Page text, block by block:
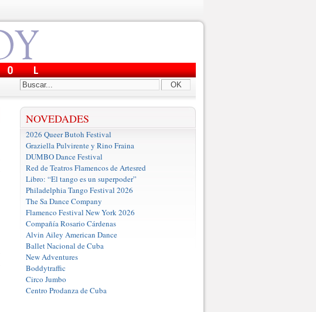
OK
NOVEDADES
2026 Queer Butoh Festival
Graziella Pulvirente y Rino Fraina
DUMBO Dance Festival
Red de Teatros Flamencos de Artesred
Libro: “El tango es un superpoder”
Philadelphia Tango Festival 2026
The Sa Dance Company
Flamenco Festival New York 2026
Compañía Rosario Cárdenas
Alvin Ailey American Dance
Ballet Nacional de Cuba
New Adventures
Boddytraffic
Circo Jumbo
Centro Prodanza de Cuba